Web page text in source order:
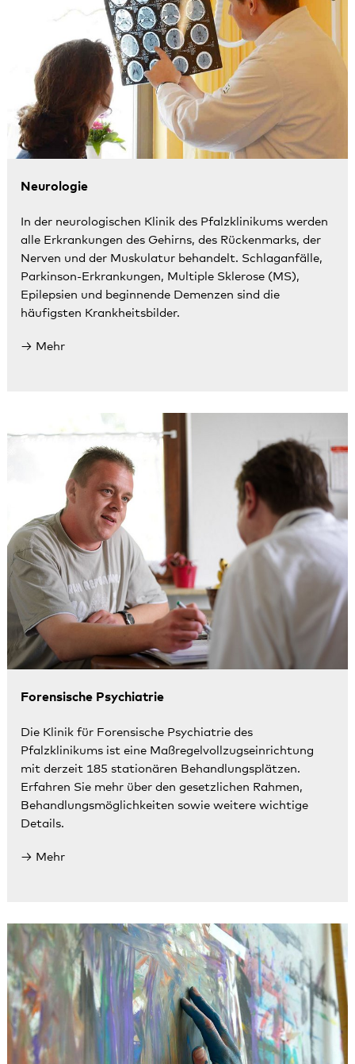
Neurologie
In der neurologischen Klinik des Pfalzklinikums werden
alle Erkrankungen des Gehirns, des Rückenmarks, der
Nerven und der Muskulatur behandelt. Schlaganfälle,
Parkinson-Erkrankungen, Multiple Sklerose (MS),
Epilepsien und beginnende Demenzen sind die
häufigsten Krankheitsbilder.
Mehr
Forensische Psychiatrie
Die Klinik für Forensische Psychiatrie des
Pfalzklinikums ist eine Maßregelvollzugseinrichtung
mit derzeit 185 stationären Behandlungsplätzen.
Erfahren Sie mehr über den gesetzlichen Rahmen,
Behandlungsmöglichkeiten sowie weitere wichtige
Details.
Mehr